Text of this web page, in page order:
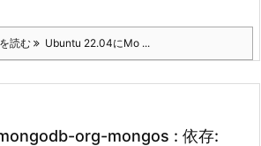
読む Ubuntu 22.04にMo ...
org-mongos : 依存: